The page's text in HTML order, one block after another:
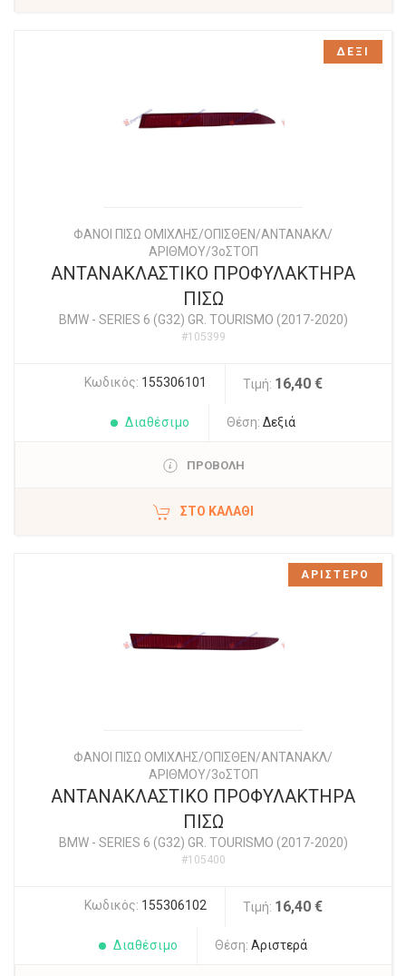
ΦΑΝΟΙ ΠΙΣΩ ΟΜΙΧΛΗΣ/ΟΠΙΣΘΕΝ/ΑΝΤΑΝΑΚΛ/
ΑΡΙΘΜΟΥ/3οΣΤΟΠ
ΑΝΤΑΝΑΚΛΑΣΤΙΚΟ ΠΡΟΦΥΛΑΚΤΗΡΑ
ΠΙΣΩ
BMW- SERIES 6 (G32) GR. TOURISMO (2017-2020)
#105399
Κωδικός: 155306101 Τιμή: 16,40 €
Διαθέσιμο Θέση: Δεξιά
ΠΡΟΒΟΛΗ
ΣΤΟ ΚΑΛΆΘΙ
ΔΕΞΙ
ΦΑΝΟΙ ΠΙΣΩ ΟΜΙΧΛΗΣ/ΟΠΙΣΘΕΝ/ΑΝΤΑΝΑΚΛ/
ΑΡΙΘΜΟΥ/3οΣΤΟΠ
ΑΝΤΑΝΑΚΛΑΣΤΙΚΟ ΠΡΟΦΥΛΑΚΤΗΡΑ
ΠΙΣΩ
BMW- SERIES 6 (G32) GR. TOURISMO (2017-2020)
#105400
Κωδικός: 155306102 Τιμή: 16,40 €
Διαθέσιμο Θέση: Αριστερά
ΑΡΙΣΤΕΡΟ